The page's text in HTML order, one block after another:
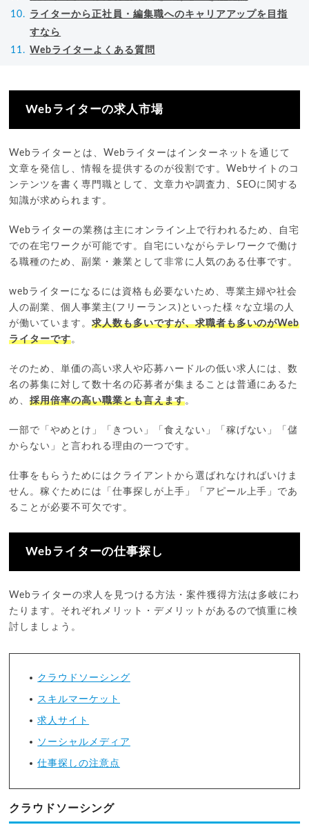
ライターから正社員・編集職へのキャリアアップを目指
すなら
Webライターよくある質問
Webライターの求人市場
Webライターとは、Webライターはインターネットを通じて
文章を発信し、情報を提供するのが役割です。Webサイトのコ
ンテンツを書く専門職として、文章力や調査力、SEOに関する
知識が求められます。
Webライターの業務は主にオンライン上で行われるため、自宅
での在宅ワークが可能です。自宅にいながらテレワークで働け
る職種のため、副業・兼業として非常に人気のある仕事です。
webライターになるには資格も必要ないため、専業主婦や社会
人の副業、個人事業主(フリーランス)といった様々な立場の人
が働いています。求人数も多いですが、求職者も多いのがWeb
ライターです。
そのため、単価の高い求人や応募ハードルの低い求人には、数
名の募集に対して数十名の応募者が集まることは普通にあるた
め、採用倍率の高い職業とも言えます。
一部で「やめとけ」「きつい」「食えない」「稼げない」「儲
からない」と言われる理由の一つです。
仕事をもらうためにはクライアントから選ばれなければいけま
せん。稼ぐためには「仕事探しが上手」「アピール上手」であ
ることが必要不可欠です。
Webライターの仕事探し
Webライターの求人を見つける方法・案件獲得方法は多岐にわ
たります。それぞれメリット・デメリットがあるので慎重に検
討しましょう。
クラウドソーシング
スキルマーケット
求人サイト
ソーシャルメディア
仕事探しの注意点
クラウドソーシング